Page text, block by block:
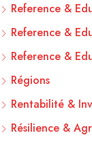
Reference &
Reference &
Reference &
Régions
Rentabilité &
Résilience &